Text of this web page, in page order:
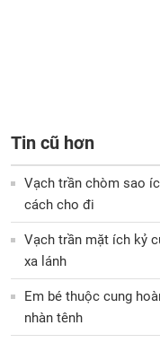
Tin cũ hơn
Vạch trần chòm sao
cách cho đi
Vạch trần mặt ích kỷ
xa lánh
Em bé thuộc cung
nhàn tênh